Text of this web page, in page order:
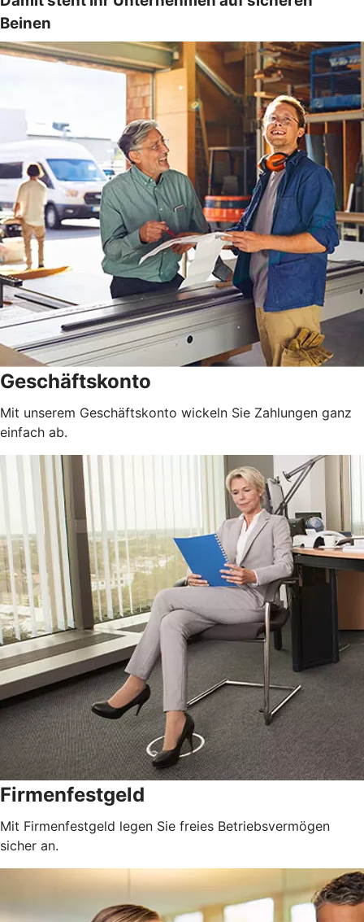
Beinen
Geschäftskonto
Mit unserem Geschäftskonto wickeln Sie Zahlungen ganz
einfach ab.
Firmenfestgeld
Mit Firmenfestgeld legen Sie freies Betriebsvermögen
sicher an.